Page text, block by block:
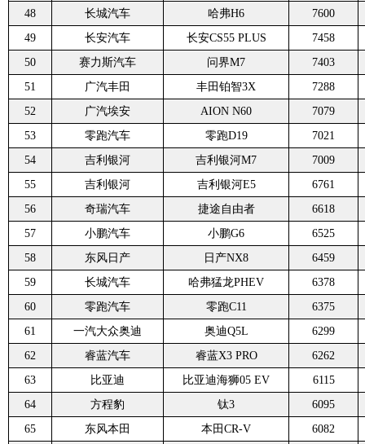
48
长城汽车 哈弗H6
7600
49
长安汽车 长安CS55 PLUS
7458
50
赛力斯汽车 问界M7
7403
51
广汽丰田 丰田铂智3X
7288
52
广汽埃安 AION N60
7079
53
零跑汽车 零跑D19
7021
54
吉利银河 吉利银河M7
7009
55
吉利银河 吉利银河E5
6761
56
奇瑞汽车 捷途自由者
6618
57
小鹏汽车 小鹏G6
6525
58
东风日产 日产NX8
6459
59
长城汽车 哈弗猛龙PHEV
6378
60
零跑汽车 零跑C11
6375
61
一汽大众奥迪 奥迪Q5L
6299
62
睿蓝汽车 睿蓝X3 PRO
6262
63
比亚迪 比亚迪海狮05 EV
6115
64
方程豹 钛3
6095
65
东风本田 本田CR-V
6082